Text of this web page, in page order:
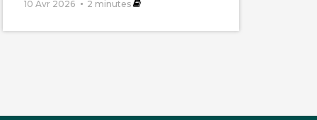
10 Avr 2026 2 minutes